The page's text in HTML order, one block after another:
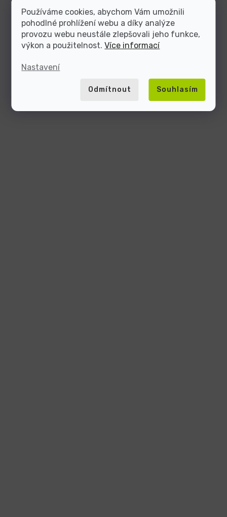
Používáme cookies, abychom Vám umožnili
pohodlné prohlížení webu a díky analýze
provozu webu neustále zlepšovali jeho funkce,
výkon a použitelnost.Více informací
Nastavení
Odmítnout Souhlasím